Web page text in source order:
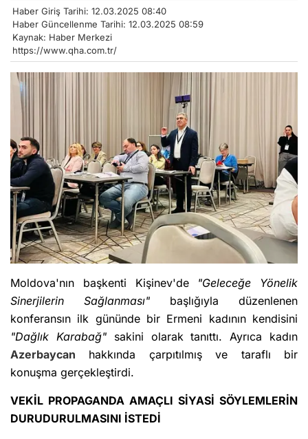
Haber Giriş Tarihi: 12.03.2025 08:40
Haber Güncellenme Tarihi: 12.03.2025 08:59
Kaynak: Haber Merkezi
https://www.qha.com.tr/
Moldova'nın başkenti Kişinev'de "Geleceğe Yönelik
Sinerjilerin Sağlanması" başlığıyla düzenlenen
konferansın ilk gününde bir Ermeni kadının kendisini
"Dağlık Karabağ"sakini olarak tanıttı. Ayrıca kadın
Azerbaycan hakkında çarpıtılmış ve taraflı bir
konuşma gerçekleştirdi.
VEKİL PROPAGANDA AMAÇLI SİYASİ SÖYLEMLERİN
DURUDURULMASINI İSTEDİ